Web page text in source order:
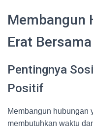
Membangun
Erat
Pentingnya
Positif
Membangun hubungan
membutuhkan waktu